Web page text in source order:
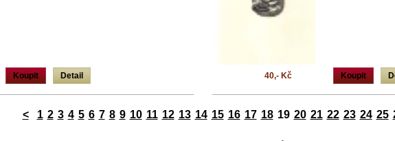
Koupit Detail Koupit
40,- Kč
< 1 2 3 4 5 6 7 8 9 10 11 12 13 14 15 16 17 18 19 20 21 22 23 24 25